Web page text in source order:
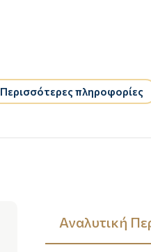
Περισσότερες πληροφορίες
Αναλυτική